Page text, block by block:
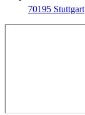
70195 Stuttgart